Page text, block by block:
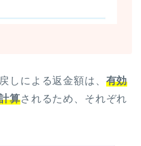
しによる返金額は、 有効
算されるため、それぞれ